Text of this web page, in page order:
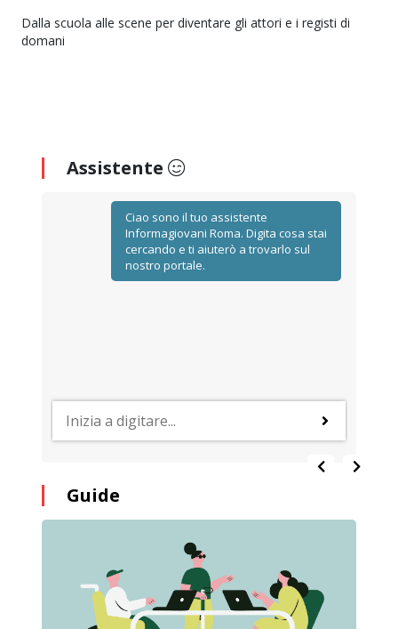
Dalla scuola alle scene per diventare gli attori e i registi di
domani
Assistente
Ciao sono il tuo assistente
Informagiovani Roma. Digita cosa stai
cercando e ti aiuterò a trovarlo sul
nostro portale.
Guide